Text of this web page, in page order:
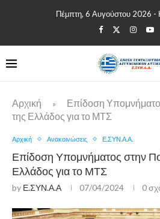
Πέμπτη, 6 Αυγούστου 2026
Αρχική »
Επίδοση
της Ελλάδος για το ΜΤΣ
Αρχική Ανακοινώσεις Ε.ΣΥΝ.Α.Α.
Επίδοση Υπομνήματος στην
Ελλάδος για το ΜΤΣ
by Ε.ΣΥΝ.Α.Α 07/04/2024 0